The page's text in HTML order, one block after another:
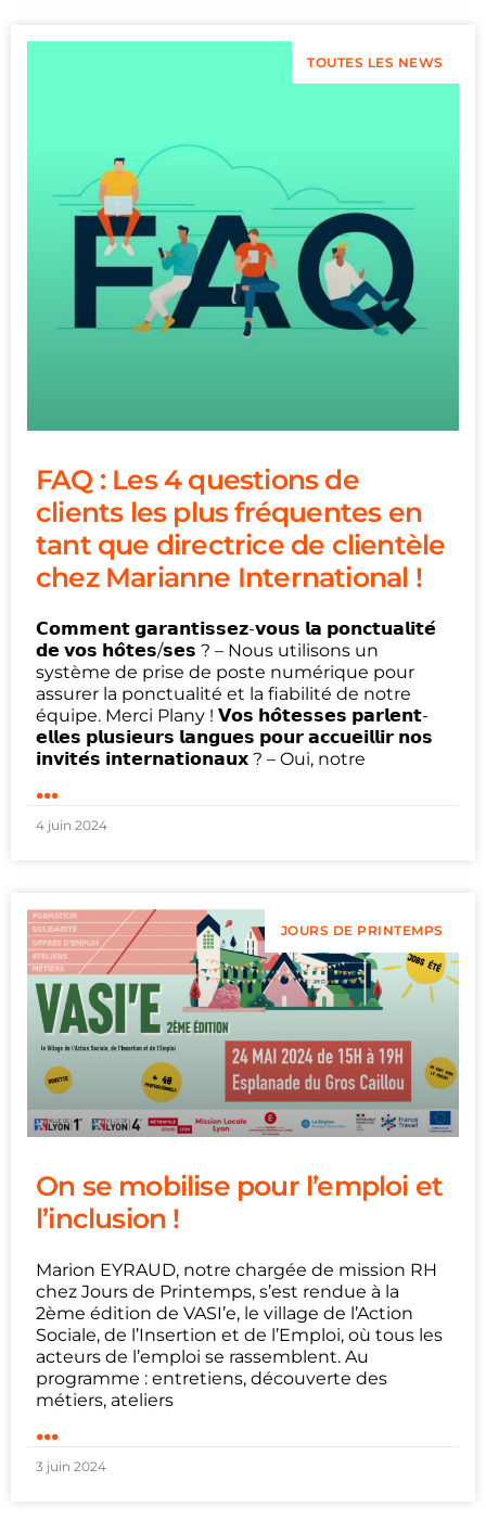
TOUTES LES NEWS
FAQ : Les 4 questions de
clients les plus fréquentes en
tant que directrice de clientèle
chez Marianne International !
𝗖𝗼𝗺𝗺𝗲𝗻𝘁 𝗴𝗮𝗿𝗮𝗻𝘁𝗶𝘀𝘀𝗲𝘇-𝘃𝗼𝘂𝘀 𝗹𝗮 𝗽𝗼𝗻𝗰𝘁𝘂𝗮𝗹𝗶𝘁𝗲́
𝗱𝗲 𝘃𝗼𝘀 𝗵𝗼̂𝘁𝗲𝘀/𝘀𝗲𝘀 ? – Nous utilisons un
système de prise de poste numérique pour
assurer la ponctualité et la fiabilité de notre
équipe. Merci Plany ! 𝗩𝗼𝘀 𝗵𝗼̂𝘁𝗲𝘀𝘀𝗲𝘀 𝗽𝗮𝗿𝗹𝗲𝗻𝘁-
𝗲𝗹𝗹𝗲𝘀 𝗽𝗹𝘂𝘀𝗶𝗲𝘂𝗿𝘀 𝗹𝗮𝗻𝗴𝘂𝗲𝘀 𝗽𝗼𝘂𝗿 𝗮𝗰𝗰𝘂𝗲𝗶𝗹𝗹𝗶𝗿 𝗻𝗼𝘀
𝗶𝗻𝘃𝗶𝘁𝗲́𝘀 𝗶𝗻𝘁𝗲𝗿𝗻𝗮𝘁𝗶𝗼𝗻𝗮𝘂𝘅 ? – Oui, notre
...
4 juin 2024
JOURS DE PRINTEMPS
On se mobilise pour l’emploi et
l’inclusion !
Marion EYRAUD, notre chargée de mission RH
chez Jours de Printemps, s’est rendue à la
2ème édition de VASI’e, le village de l’Action
Sociale, de l’Insertion et de l’Emploi, où tous les
acteurs de l’emploi se rassemblent. Au
programme : entretiens, découverte des
métiers, ateliers
...
3 juin 2024